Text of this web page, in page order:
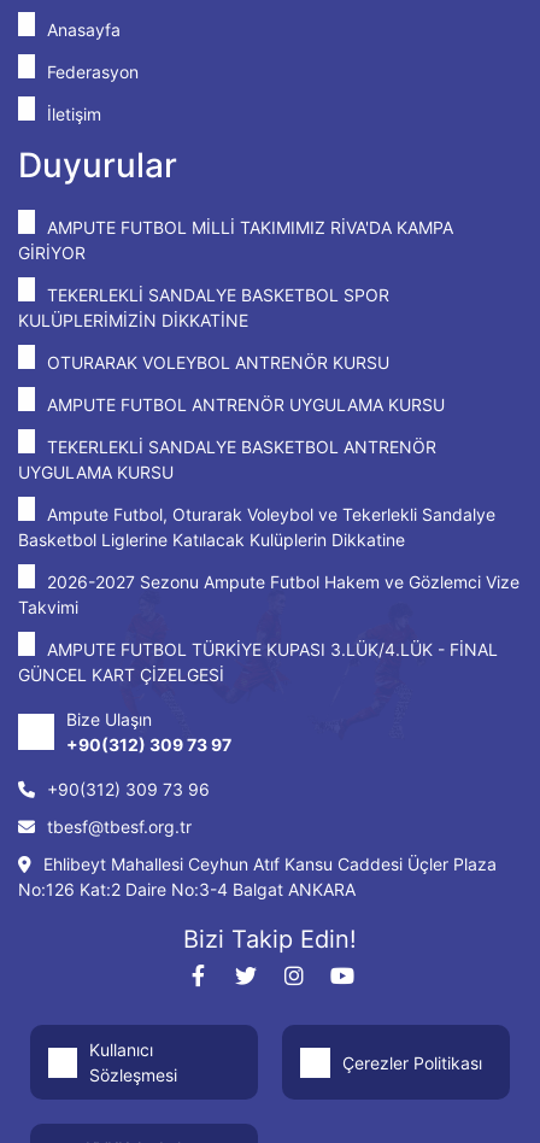
Anasayfa
Federasyon
İletişim
Duyurular
AMPUTE FUTBOL MİLLİ TAKIMIMIZ RİVA'DA KAMPA
GİRİYOR
TEKERLEKLİ SANDALYE BASKETBOL SPOR
KULÜPLERİMİZİN DİKKATİNE
OTURARAK VOLEYBOL ANTRENÖR KURSU
AMPUTE FUTBOL ANTRENÖR UYGULAMA KURSU
TEKERLEKLİ SANDALYE BASKETBOL ANTRENÖR
UYGULAMA KURSU
Ampute Futbol, Oturarak Voleybol ve Tekerlekli Sandalye
Basketbol Liglerine Katılacak Kulüplerin Dikkatine
2026-2027 Sezonu Ampute Futbol Hakem ve Gözlemci Vize
Takvimi
AMPUTE FUTBOL TÜRKİYE KUPASI 3.LÜK/4.LÜK - FİNAL
GÜNCEL KART ÇİZELGESİ
Bize Ulaşın
+90(312) 309 73 97
+90(312) 309 73 96
tbesf@tbesf.org.tr
Ehlibeyt Mahallesi Ceyhun Atıf Kansu Caddesi Üçler Plaza
No:126 Kat:2 Daire No:3-4 Balgat ANKARA
Bizi Takip Edin!
Kullanıcı
Sözleşmesi
Çerezler Politikası